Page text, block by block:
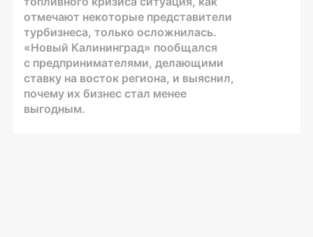
отмечают некоторые представители
турбизнеса, только осложнилась.
«Новый Калининград» пообщался
с предпринимателями, делающими
ставку на восток региона, и выяснил,
почему их бизнес стал менее
выгодным.